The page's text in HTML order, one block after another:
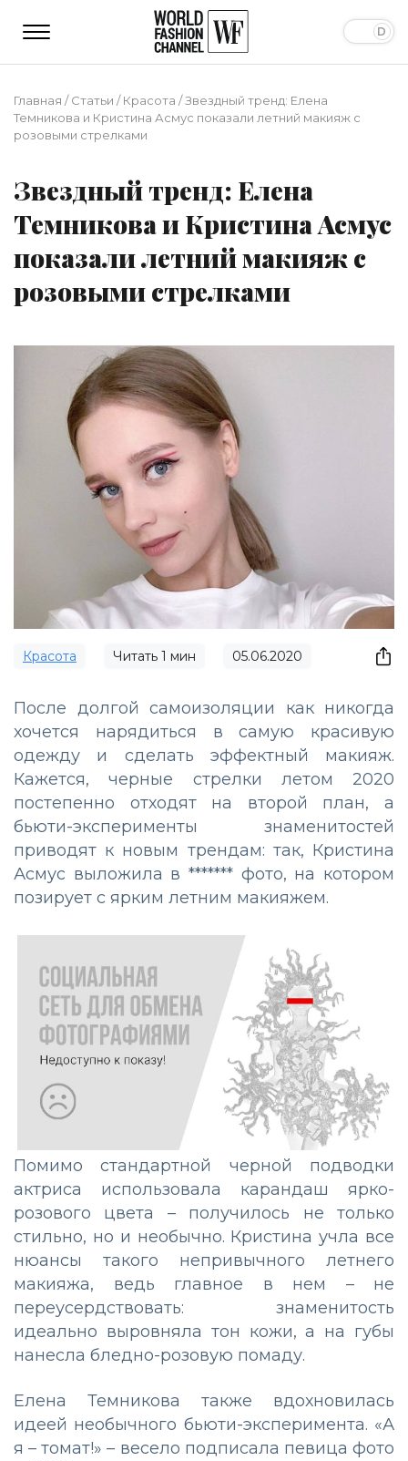
Главная /Статьи /Красота /Звездный тренд: Елена
Темникова и Кристина Асмус показали летний макияж с
розовыми стрелками
Звездный тренд: Елена
Темникова и Кристина Асмус
показали летний макияж с
розовыми стрелками
Красота Читать 1 мин 05.06.2020
После долгой самоизоляции как никогда
хочется нарядиться в самую красивую
одежду и сделать эффектный макияж.
Кажется, черные стрелки летом 2020
постепенно отходят на второй план, а
бьюти-эксперименты знаменитостей
приводят к новым трендам: так, Кристина
Асмус выложила в ******* фото, на котором
позирует с ярким летним макияжем.
Помимо стандартной черной подводки
актриса использовала карандаш ярко-
розового цвета – получилось не только
стильно, но и необычно. Кристина учла все
нюансы такого непривычного летнего
макияжа, ведь главное в нем – не
переусердствовать: знаменитость
идеально выровняла тон кожи, а на губы
нанесла бледно-розовую помаду.
Елена Темникова также вдохновилась
идеей необычного бьюти-эксперимента. «А
я – томат!» – весело подписала певица фото